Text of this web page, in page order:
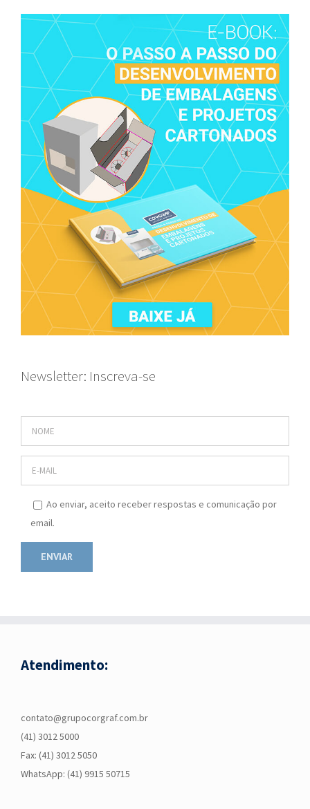
Newsletter: Inscreva-se
Ao enviar, aceito receber respostas e comunicação por
email.
Atendimento:
contato@grupocorgraf.com.br
(41) 3012 5000
Fax: (41) 3012 5050
WhatsApp: (41) 9915 50715